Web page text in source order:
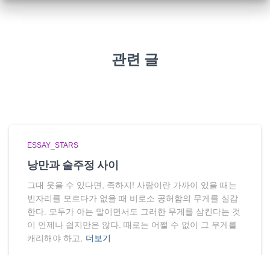
관련 글
ESSAY_STARS
낭만과 술주정 사이
그대 웃을 수 있다면, 족하지! 사람이란 가까이 있을 때는
빈자리를 모르다가 없을 때 비로소 공허함의 무게를 실감
한다. 모두가 아는 말이면서도 그러한 무게를 삼킨다는 것
이 언제나 쉽지만은 않다. 때로는 어쩔 수 없이 그 무게를
캐리해야 하고, 더보기